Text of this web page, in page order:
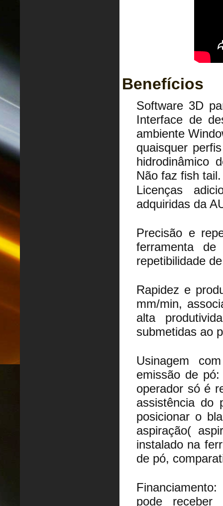
Benefícios
Software 3D
Interface de
ambiente
quaisquer
hidrodinâmico
Não faz fish tail.
Licenças
adquiridas da
Precisão e
ferramenta
repetibilidade
Rapidez e
mm/min,
alta
submetidas ao
Usinagem
emissão de
operador só é
assistência do
posicionar o
aspiração(
instalado na
de pó,
pode receber